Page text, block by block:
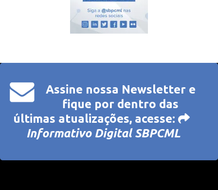
Assine nossa Newsletter e
fique por dentro das
últimas atualizações, acesse:
Informativo Digital SBPCML